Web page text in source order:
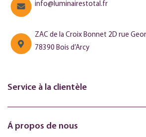
info@luminairestotal.fr
ZAC de la Croix Bonnet 2D rue
78390 Bois d’Arcy
Service à la clientèle
Á propos de nous